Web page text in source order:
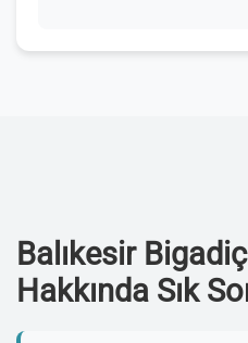
Balıkesir
Hakkında Sık